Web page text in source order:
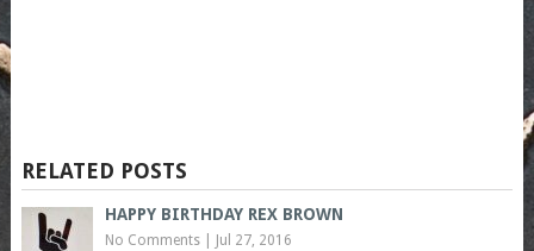
RELATED POSTS
HAPPY BIRTHDAY REX BROWN
No Comments| Jul 27, 2016